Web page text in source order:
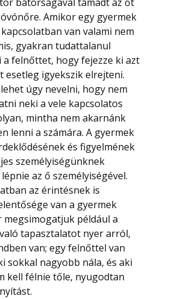
Amikor egy gyermek
van valami nem
gyakran tudattalanul
felnőttet, hogy fejezze ki azt
esetleg igyekszik elrejteni.
úgy nevelni, hogy nem
neki a vele kapcsolatos
mintha nem akarnánk
lenni a számára. A gyermek
és figyelmének
személyiségünknek
az ő személyiségével.
az érintésnek is
van a gyermek
megsimogatjuk például a
tapasztalatot nyer arról,
van; egy felnőttel van
sokkal nagyobb nála, és aki
kell félnie tőle, nyugodtan